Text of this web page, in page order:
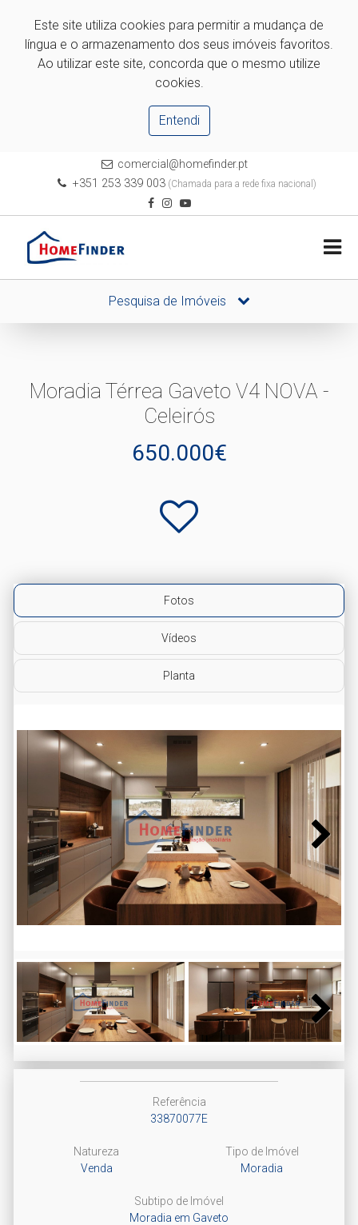
Este site utiliza cookies para permitir a mudança de
língua e o armazenamento dos seus imóveis favoritos.
Ao utilizar este site, concorda que o mesmo utilize
cookies.
Entendi
comercial@homefinder.pt
+351 253 339 003(Chamada para a rede fixa nacional)
Pesquisa de Imóveis
Moradia Térrea Gaveto V4 NOVA -
Celeirós
650.000€
Fotos
Vídeos
Planta
Next
Next
Referência
33870077E
Natureza
Venda
Tipo de Imóvel
Moradia
Subtipo de Imóvel
Moradia em Gaveto